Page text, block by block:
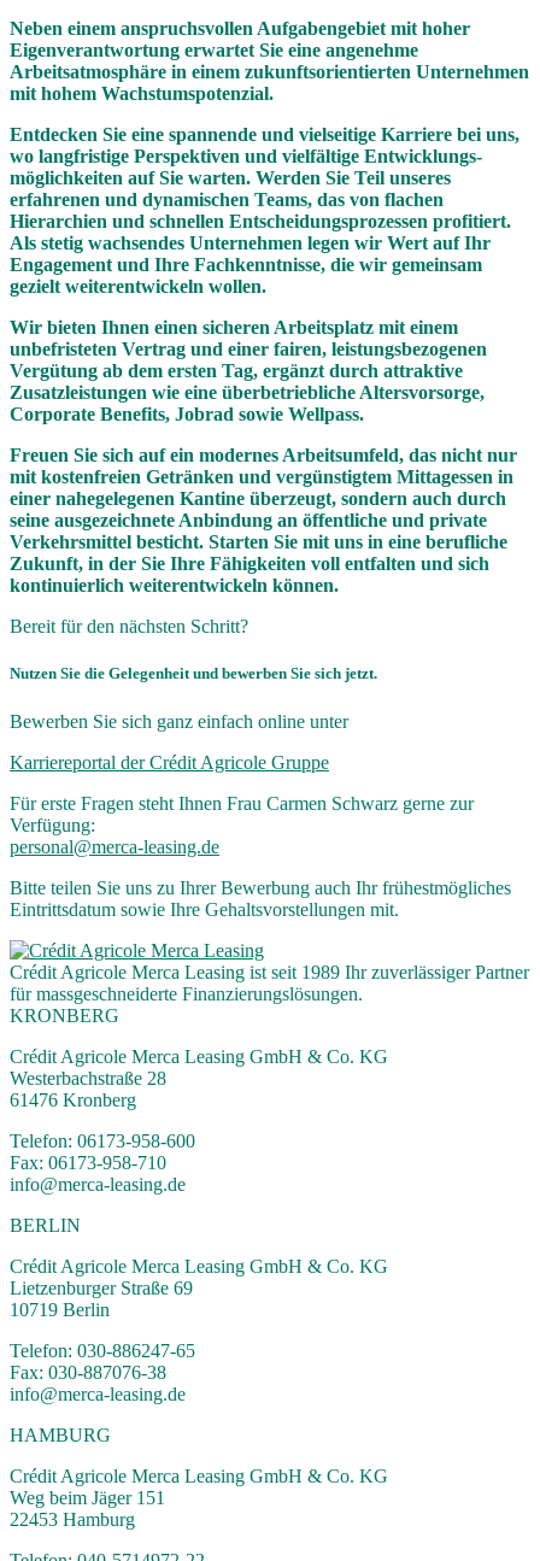
Neben einem anspruchsvollen Aufgabengebiet mit hoher
Eigenverantwortung erwartet Sie eine angenehme
Arbeitsatmosphäre in einem zukunftsorientierten Unternehmen
mit hohem Wachstumspotenzial.
Entdecken Sie eine spannende und vielseitige Karriere bei uns,
wo langfristige Perspektiven und vielfältige Entwicklungs­
möglichkeiten auf Sie warten. Werden Sie Teil unseres
erfahrenen und dynamischen Teams, das von flachen
Hierarchien und schnellen Entscheidungsprozessen profitiert.
Als stetig wachsendes Unternehmen legen wir Wert auf Ihr
Engagement und Ihre Fachkenntnisse, die wir gemeinsam
gezielt weiterentwickeln wollen.
Wir bieten Ihnen einen sicheren Arbeitsplatz mit einem
unbefristeten Vertrag und einer fairen, leistungsbezogenen
Vergütung ab dem ersten Tag, ergänzt durch attraktive
Zusatzleistungen wie eine überbetriebliche Altersvorsorge,
Corporate Benefits, Jobrad sowie Wellpass.
Freuen Sie sich auf ein modernes Arbeitsumfeld, das nicht nur
mit kostenfreien Getränken und vergünstigtem Mittagessen in
einer nahegelegenen Kantine überzeugt, sondern auch durch
seine ausgezeichnete Anbindung an öffentliche und private
Verkehrsmittel besticht. Starten Sie mit uns in eine berufliche
Zukunft, in der Sie Ihre Fähigkeiten voll entfalten und sich
kontinuierlich weiterentwickeln können.
Bereit für den nächsten Schritt?
Nutzen Sie die Gelegenheit und bewerben Sie sich jetzt.
Bewerben Sie sich ganz einfach online unter
Karriereportal der Crédit Agricole Gruppe
Für erste Fragen steht Ihnen Frau Carmen Schwarz gerne zur
Verfügung:
personal@merca-leasing.de
Bitte teilen Sie uns zu Ihrer Bewerbung auch Ihr frühestmögliches
Eintrittsdatum sowie Ihre Gehaltsvorstellungen mit.
Crédit Agricole Merca Leasing ist seit 1989 Ihr zuverlässiger Partner
für mass­geschneiderte Finanzierungslösungen.
KRONBERG
Crédit Agricole Merca Leasing GmbH & Co. KG
Westerbachstraße 28
61476 Kronberg
Telefon: 06173-958-600
Fax: 06173-958-710
info@merca-leasing.de
BERLIN
Crédit Agricole Merca Leasing GmbH & Co. KG
Lietzenburger Straße 69
10719 Berlin
Telefon: 030-886247-65
Fax: 030-887076-38
info@merca-leasing.de
HAMBURG
Crédit Agricole Merca Leasing GmbH & Co. KG
Weg beim Jäger 151
22453 Hamburg